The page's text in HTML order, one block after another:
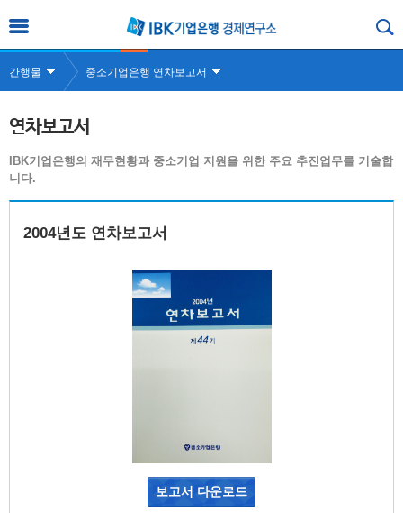
간행물 중소기업은행 연차보고서
연차보고서
IBK기업은행의 재무현황과 중소기업 지원을 위한 주요 추진업무를 기술합
니다.
보고서 다운로드
2004년도 연차보고서